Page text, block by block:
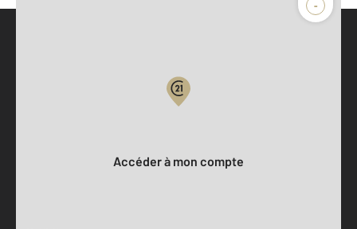
-
Accéder à mon compte